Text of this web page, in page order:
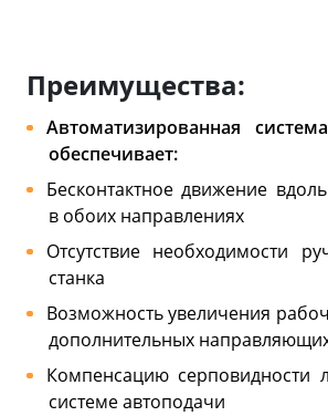
Преимущества:
Автоматизированная
обеспечивает:
Бесконтактное движение
в обоих направлениях
Отсутствие необходимости
станка
Возможность увеличения
дополнительных
Компенсацию серповидности
системе автоподачи